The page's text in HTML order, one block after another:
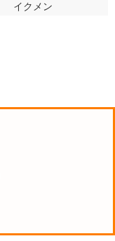
イクメン